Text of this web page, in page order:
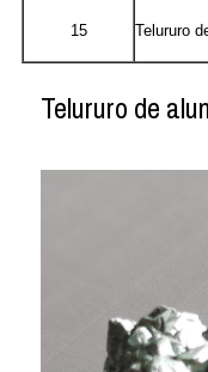
15 Telururo
Telururo de